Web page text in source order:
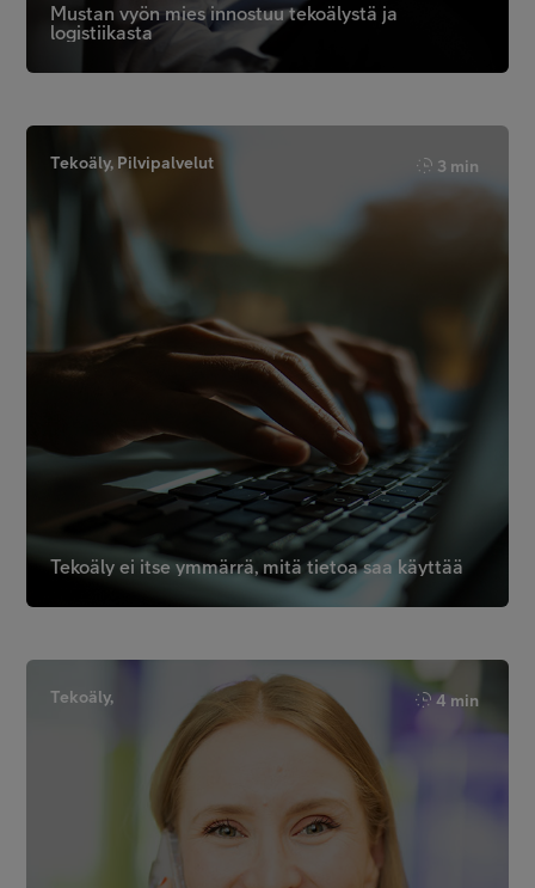
Mustan vyön mies innostuu tekoälystä ja
logistiikasta
Tekoäly, Pilvipalvelut 3 min
Tekoäly ei itse ymmärrä, mitä tietoa saa käyttää
Tekoäly, 4 min